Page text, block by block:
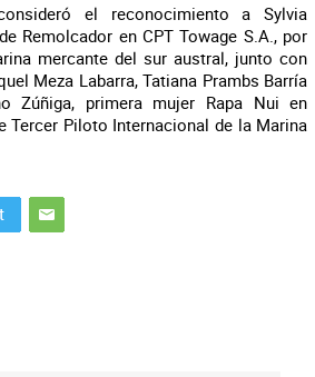
el reconocimiento a Sylvia
Remolcador en CPT Towage S.A., por
mercante del sur austral, junto con
Meza Labarra, Tatiana Prambs Barría
Zúñiga, primera mujer Rapa Nui en
Tercer Piloto Internacional de la Marina